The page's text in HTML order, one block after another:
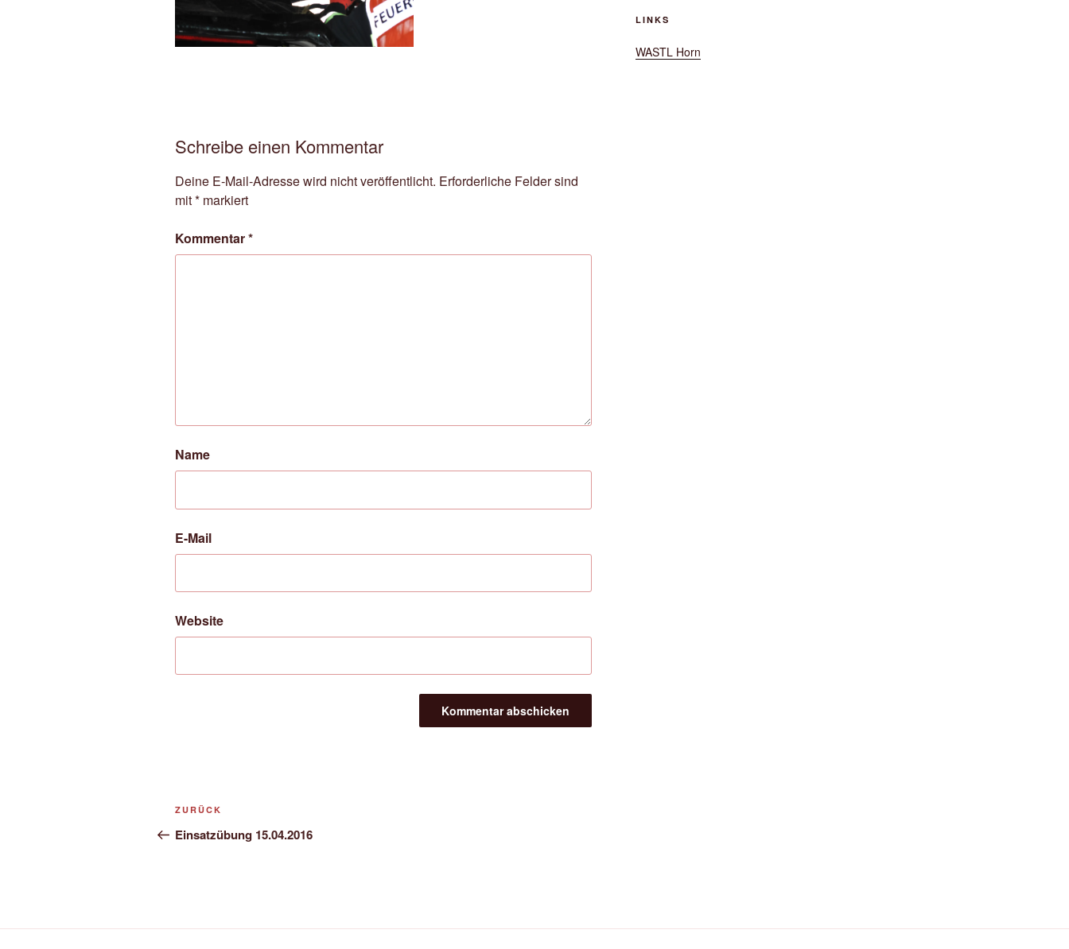
Schreibe einen Kommentar
Deine E-Mail-Adresse wird nicht veröffentlicht. Erforderliche Felder sind
mit* markiert
Kommentar*
Name
E-Mail
Website
Beitrags-
Navigation
Vorheriger
Beitrag
ZURÜCK
Einsatzübung 15.04.2016
LINKS
WASTL Horn